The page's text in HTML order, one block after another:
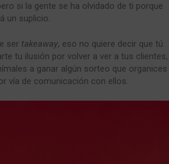
si la gente se ha olvidado de ti porque
un suplicio.
ser takeaway, eso no quiere decir que tú
tu ilusión por volver a ver a tus clientes,
a ganar algún sorteo que organices
vía de comunicación con ellos.